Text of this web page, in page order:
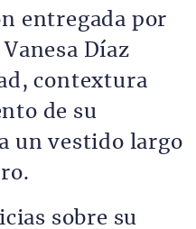
entregada por
Díaz
contextura
de su
un vestido largo
sobre su